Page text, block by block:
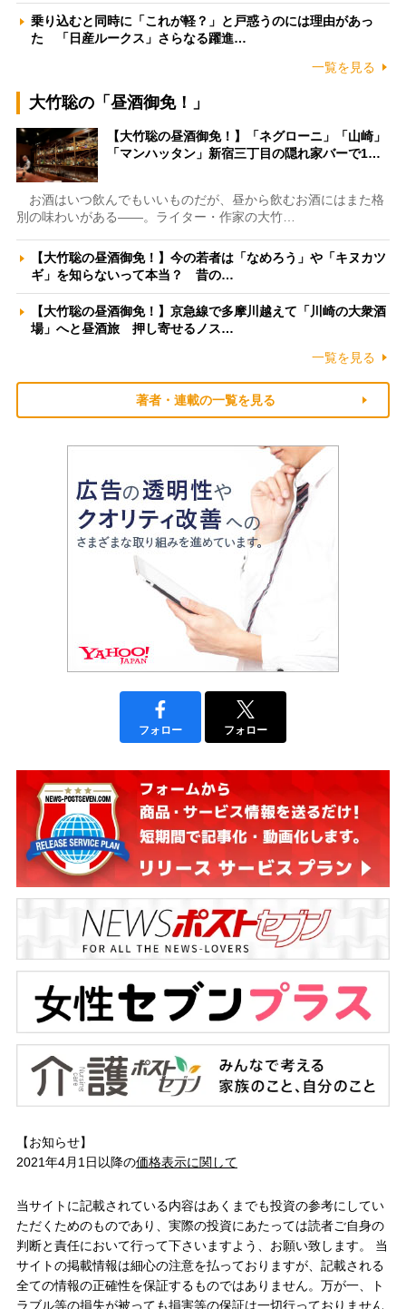
乗り込むと同時に「これが軽？」と戸惑うのには理由があっ
た 「日産ルークス」さらなる躍進…
一覧を見る
大竹聡の「昼酒御免！」
【大竹聡の昼酒御免！】「ネグローニ」「山崎」
「マンハッタン」新宿三丁目の隠れ家バーで1…
お酒はいつ飲んでもいいものだが、昼から飲むお酒にはまた格
別の味わいがある――。ライター・作家の大竹…
【大竹聡の昼酒御免！】今の若者は「なめろう」や「キヌカツ
ギ」を知らないって本当？ 昔の…
【大竹聡の昼酒御免！】京急線で多摩川越えて「川崎の大衆酒
場」へと昼酒旅 押し寄せるノス…
一覧を見る
著者・連載の一覧を見る
フォロー フォロー
【お知らせ】
2021年4月1日以降の価格表示に関して
当サイトに記載されている内容はあくまでも投資の参考にしてい
ただくためのものであり、実際の投資にあたっては読者ご自身の
判断と責任において行って下さいますよう、お願い致します。 当
サイトの掲載情報は細心の注意を払っておりますが、記載される
全ての情報の正確性を保証するものではありません。万が一、ト
ラブル等の損失が被っても損害等の保証は一切行っておりません